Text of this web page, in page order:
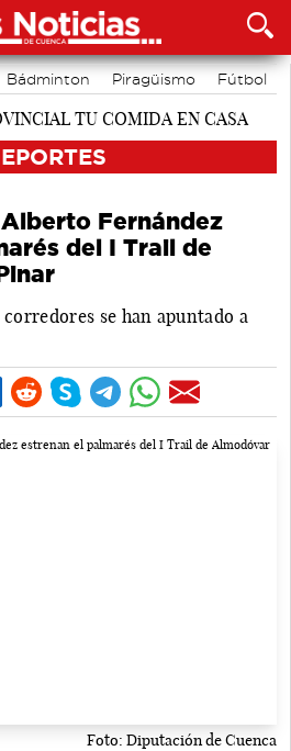
Bádminton Piragüismo
Fútbol
Fernández
del I Trail de
se han apuntado a
Foto: Diputación de Cuenca